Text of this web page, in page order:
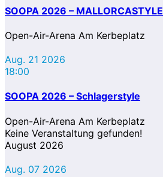
SOOPA 2026 – MALLORCASTYLE
Open-Air-Arena Am Kerbeplatz
Aug. 21 2026
18:00
SOOPA 2026 – Schlagerstyle
Open-Air-Arena Am Kerbeplatz
Keine Veranstaltung gefunden!
August 2026
Aug. 07 2026